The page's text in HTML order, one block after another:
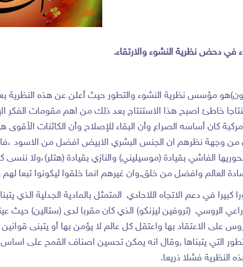
دحض نظرية النشوء والارتقاء.
مؤسس نظرية النشوء والتطور حيث أعلن عن هذه النظرية
خاطئ اصبح هذا الاستنتاج بعد ذلك من اهم مقومات الفكر
مركبة كان أساسه الصراع وأن البقاء للإصلاح وأن الكائنات
وجهة نظرهم ان الجنس البشري الابيض افضل من الاسود
الفاشي بقيادة (موسيليني) والنازي بقيادة (هتلر)،ولا ننسى
العالم وافضل من خلق,وان غيرهم انما خلقوا ليكونوا تبعا
كبيرا في دعم الاتجاه اللاحادي المتمثل بالمادية الجدلية
الروسي (تروفين ليزنكو) الذي كان مقربا لدى (ستالين) حيث
على الاعتقاد بها واعتقل كل عالم لا يؤمن بها أو يتبنى
التي يتبناها ,وقال انه يمكن تحسين اصناف القمح على
فشلا ذريعا.